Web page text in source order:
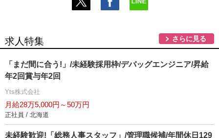
求人特集 さらに見る
「まだ間に合う!」/未経験採用枠/デバッグエンジニア/昇給
年2回賞与年2回
Yts株式会社
月給28万5,000円～50万円
正社員 / 北海道
未経験歓迎!「総務人事スタッフ」/管理職候補/年間休日129